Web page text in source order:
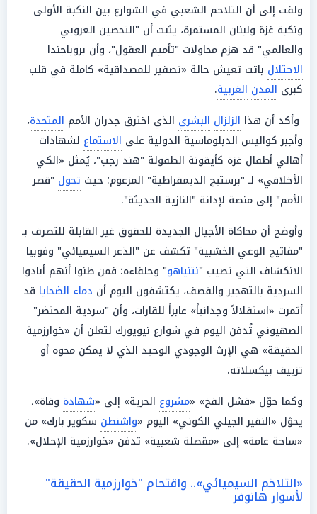
ولفت إلى أن التلاحم الشعبي في الشوارع بين النكبة الأولى
ونكبة غزة ولبنان المستمرة، يثبت أن "التحصين العروبي
والعالمي" قد هزم محاولات "تأميم العقول"، وأن بروباجندا
الاحتلال باتت تعيش حالة «تصفير للمصداقية» كاملة في قلب
كبرى المدن الغربية.
وأكد أن هذا الزلزال البشري الذي اخترق جدران الأمم المتحدة،
وأجبر كواليس الدبلوماسية الدولية على الاستماع لشهادات
أهالي أطفال غزة كأيقونة الطفولة "هند رجب"، يُمثل «الكي
الأخلاقي» لـ "برستيج الديمقراطية" المزعوم؛ حيث تحول "قصر
الأمم" إلى منصة لإدانة "النازية الحديثة".
وأوضح أن محاكاة الأجيال الجديدة للحقوق غير القابلة للتصرف بـ
"مفاتيح الوعي الخشبية" تكشف عن "الذعر السيميائي" وفوبيا
الانكشاف التي تصيب "نتنياهو" وحلفاءه؛ فمن ظنوا أنهم أبادوا
السردية بالتهجير والقصف، يكتشفون اليوم أن دماء الضحايا قد
أثمرت «استقلالاً وجدانياً» عابراً للقارات، وأن "سردية المحتضر"
الصهيوني تُدفن اليوم في شوارع نيويورك لتعلن أن «خوارزمية
الحقيقة» هي الإرث الوجودي الوحيد الذي لا يمكن محوه أو
تزييف بيكسلاته.
وكما حوّل «فشل الفخ» «مشروع الحرية» إلى «شهادة وفاة»،
يحوّل «النفير الجيلي الكوني» اليوم «واشنطن سكوير بارك» من
«ساحة عامة» إلى «مقصلة شعبية» تدفن «خوارزمية الإحلال».
«التلاخم السيميائي».. واقتحام "خوارزمية الحقيقة"
لأسوار هانوفر